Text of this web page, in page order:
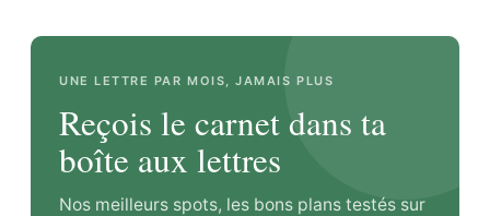
UNE LETTRE PAR MOIS, JAMAIS PLUS
Reçois le carnet dans ta
boîte aux lettres
Nos meilleurs spots, les bons plans testés sur